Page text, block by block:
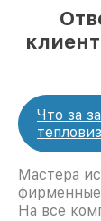
Что за
Мастера
фирменные
На все